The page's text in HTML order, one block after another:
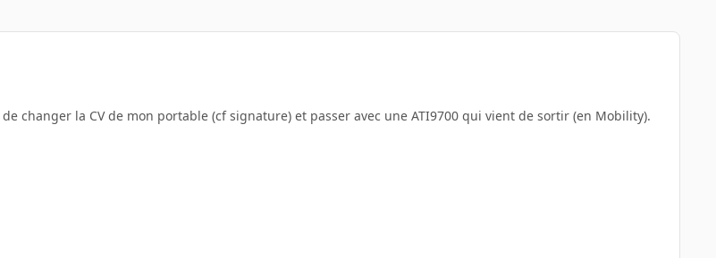
changer la CV de mon portable (cf signature) et passer avec une ATI9700 qui vient de sortir (en Mobility).